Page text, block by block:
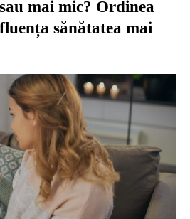
mai mic? Ordinea
sănătatea mai